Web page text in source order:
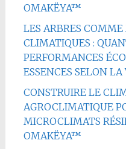
OMAKËYA™
LES ARBRES
CLIMATIQUES :
PERFORMANCES
ESSENCES SELON
CONSTRUIRE LE
AGROCLIMATIQUE
MICROCLIMATS
OMAKËYA™